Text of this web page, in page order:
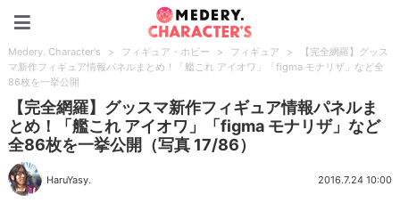
Medery. Character's > フィギュア・ホビー > フィギュア >
【完全網羅】グッス
マ新作フィギュア情報パネルまとめ！「艦これ アイオワ」「figma モナリザ」など全
86枚を一挙公開
【完全網羅】グッスマ新作フィギュア情報パネルま
とめ！「艦これ アイオワ」「figma モナリザ」など
全86枚を一挙公開（写真 17/86）
HaruYasy. 2016.7.24 10:00